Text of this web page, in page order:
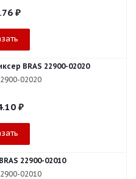
₽
BRAS 22900-02020
02020
₽
22900-02010
02010